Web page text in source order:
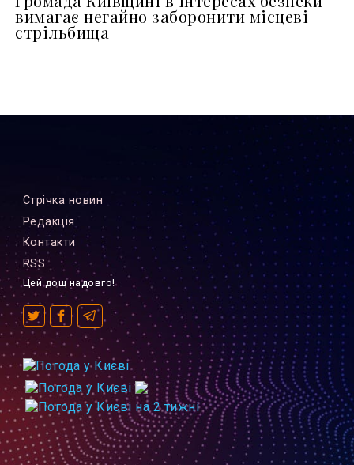
вимагає негайно заборонити місцеві
стрільбища
Стрiчка новин
Редакцiя
Контакти
RSS
Цей дощ надовго!